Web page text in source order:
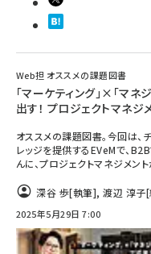
Web担 オススメの課題図書
「マーケティング」×「マネ
出す！ プロジェクトマネジ
オススメの課題図書。今回は、
レッジを提供するEVeMで、
んに、プロジェクトマネジメン
深谷 歩[執筆],渡辺 淳子[
2025年5月29日 7:00